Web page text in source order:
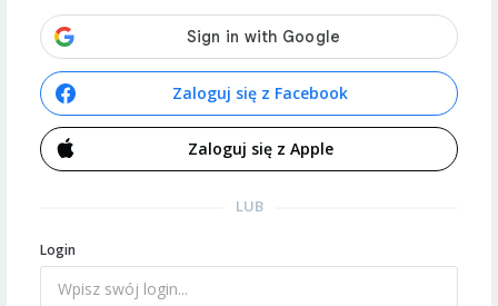
Zaloguj się z Facebook
Zaloguj się z Apple
LUB
Login